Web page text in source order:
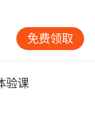
话能力的孩子
录播课加辅导
，再由辅导老
最弱，更适合
孩子。 第三
大致课程类型
质。建议重点
免费领取
验课